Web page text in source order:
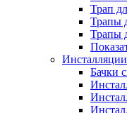
Трап
Трапы
Трапы
Инсталляции
Бачки